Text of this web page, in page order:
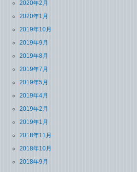
2020年2月
2020年1月
2019年10月
2019年9月
2019年8月
2019年7月
2019年5月
2019年4月
2019年2月
2019年1月
2018年11月
2018年10月
2018年9月